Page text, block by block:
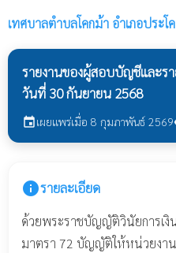
เทศบาลตำบลโคกม้า อำเภอประ
รายงานของผู้สอบบัญชีและร
วันที่ 30 กันยายน 2568
eventเผยแพร่เมื่อ 8 กุมภาพันธ์ 2569
infoรายละเอียด
ด้วยพระราชบัญญัติวินัยการเงิ
มาตรา 72 บัญญัติให้หน่วยงาน